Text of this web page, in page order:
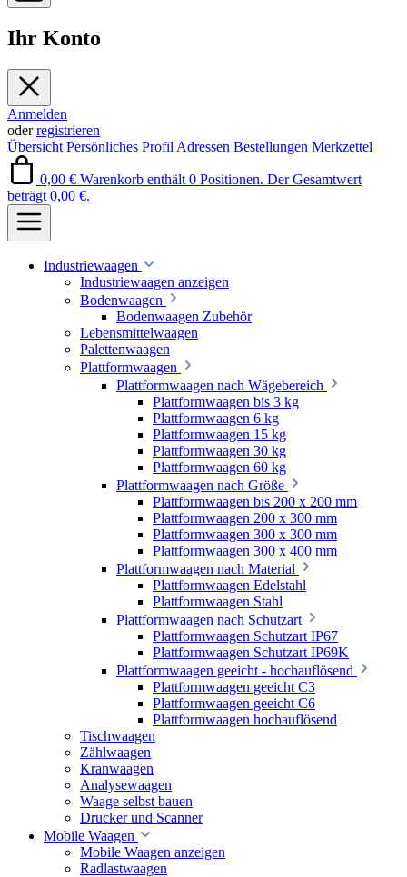
Ihr Konto
Anmelden
oderregistrieren
Übersicht Persönliches Profil Adressen Bestellungen Merkzettel
0,00 € Warenkorb enthält 0 Positionen. Der Gesamtwert
beträgt 0,00 €.
Industriewaagen
Industriewaagen anzeigen
Bodenwaagen
Bodenwaagen Zubehör
Lebensmittelwaagen
Palettenwaagen
Plattformwaagen
Plattformwaagen nach Wägebereich
Plattformwaagen bis 3 kg
Plattformwaagen 6 kg
Plattformwaagen 15 kg
Plattformwaagen 30 kg
Plattformwaagen 60 kg
Plattformwaagen nach Größe
Plattformwaagen bis 200 x 200 mm
Plattformwaagen 200 x 300 mm
Plattformwaagen 300 x 300 mm
Plattformwaagen 300 x 400 mm
Plattformwaagen nach Material
Plattformwaagen Edelstahl
Plattformwaagen Stahl
Plattformwaagen nach Schutzart
Plattformwaagen Schutzart IP67
Plattformwaagen Schutzart IP69K
Plattformwaagen geeicht - hochauflösend
Plattformwaagen geeicht C3
Plattformwaagen geeicht C6
Plattformwaagen hochauflösend
Tischwaagen
Zählwaagen
Kranwaagen
Analysewaagen
Waage selbst bauen
Drucker und Scanner
Mobile Waagen
Mobile Waagen anzeigen
Radlastwaagen